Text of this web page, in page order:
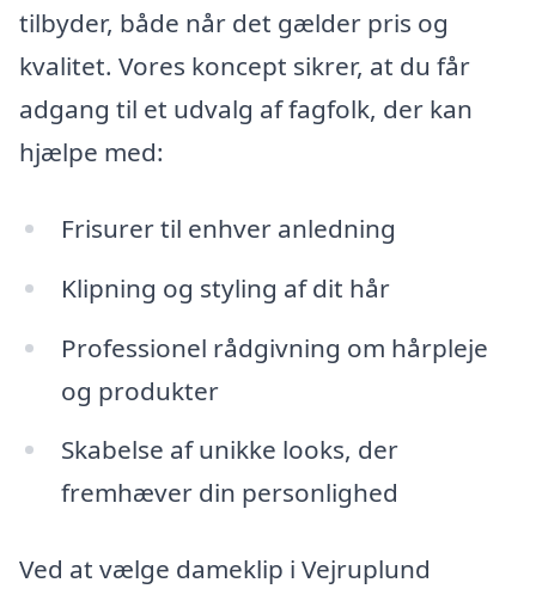
tilbyder, både når det gælder pris og
kvalitet. Vores koncept sikrer, at du får
adgang til et udvalg af fagfolk, der kan
hjælpe med:
Frisurer til enhver anledning
Klipning og styling af dit hår
Professionel rådgivning om hårpleje
og produkter
Skabelse af unikke looks, der
fremhæver din personlighed
Ved at vælge dameklip i Vejruplund